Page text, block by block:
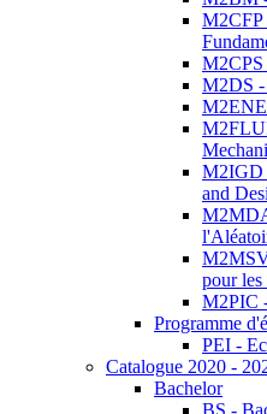
M2CFP
M2CPS
M2DS -
M2IGD
and
pour
M2PIC
Programme
PEI -
Catalogue 2020 -
Bachelor
BS -